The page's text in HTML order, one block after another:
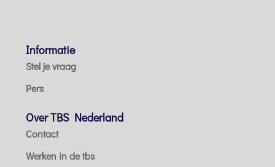
Informatie
Stel je vraag
Pers
Over TBS Nederland
Contact
Werken in de tbs